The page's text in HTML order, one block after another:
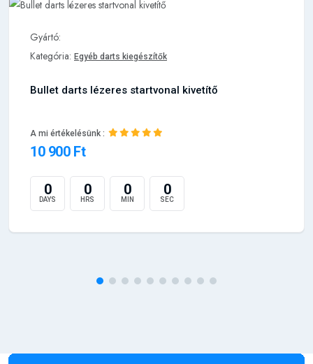
Gyártó:
Kategória: Egyéb darts kiegészítők
Bullet darts lézeres startvonal kivetítő
A mi értékelésünk :
10 900 Ft
0
DAYS
0
HRS
0
MIN
0
SEC